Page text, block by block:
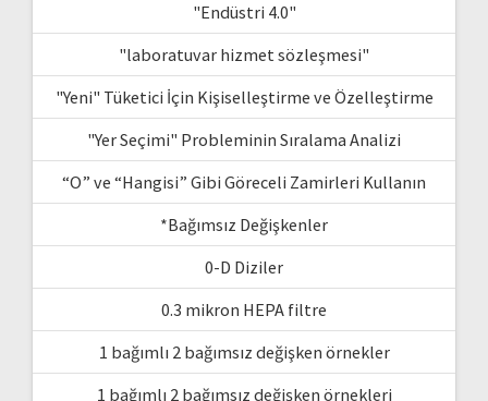
"Endüstri 4.0"
"laboratuvar hizmet sözleşmesi"
"Yeni" Tüketici İçin Kişiselleştirme ve Özelleştirme
"Yer Seçimi" Probleminin Sıralama Analizi
“O” ve “Hangisi” Gibi Göreceli Zamirleri Kullanın
*Bağımsız Değişkenler
0-D Diziler
0.3 mikron HEPA filtre
1 bağımlı 2 bağımsız değişken örnekler
1 bağımlı 2 bağımsız değişken örnekleri